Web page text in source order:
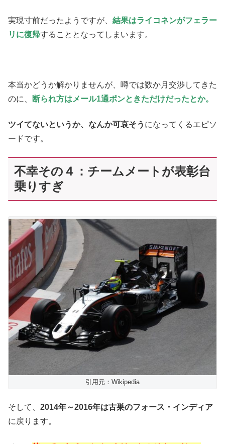
実現寸前だったようですが、 結果はライコネンがフェラー
リに復帰することとなってしまいます。
本当かどうか解かりませんが、噂では数か月交渉してきた
のに、
断られ方はメール1通ポンときただけだったとか。
ツイてないというか、なんか可哀そう になってくるエピソ
ードです。
不幸その４：チームメートが表彰台
乗りすぎ
引用元：Wikipedia
そして、 2014年～2016年は古巣のフォース・インディア
に戻ります。